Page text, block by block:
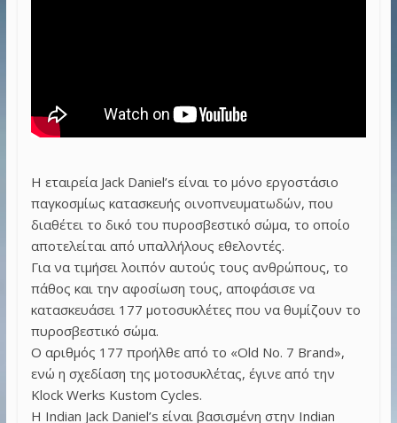
Η εταιρεία Jack Daniel’s είναι το μόνο εργοστάσιο
παγκοσμίως κατασκευής οινοπνευματωδών, που
διαθέτει το δικό του πυροσβεστικό σώμα, το οποίο
αποτελείται από υπαλλήλους εθελοντές.
Για να τιμήσει λοιπόν αυτούς τους ανθρώπους, το
πάθος και την αφοσίωση τους, αποφάσισε να
κατασκευάσει 177 μοτοσυκλέτες που να θυμίζουν το
πυροσβεστικό σώμα.
Ο αριθμός 177 προήλθε από το «Old No. 7 Brand»,
ενώ η σχεδίαση της μοτοσυκλέτας, έγινε από την
Klock Werks Kustom Cycles.
Η Indian Jack Daniel’s είναι βασισμένη στην Indian